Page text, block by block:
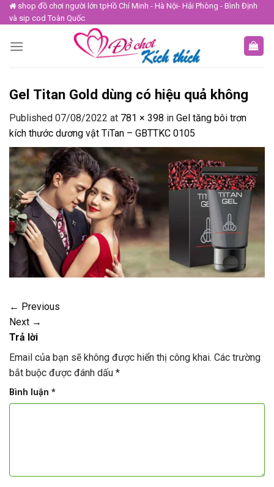
Skip
to
shop đồ chơi người lớn tpHồ Chí Minh - Hà Nội- Hải Phòng - Bình Định
và sip cod Toàn Quốc
Gel Titan Gold dùng có hiệu quả không
Published 07/08/2022 at 781 × 398 in Gel tăng bôi trơn
kích thước dương vật TiTan – GBTTKC 0105
← Previous
Next →
Trả lời
Email của bạn sẽ không được hiển thị công khai. Các trường
bắt buộc được đánh dấu *
Bình luận *